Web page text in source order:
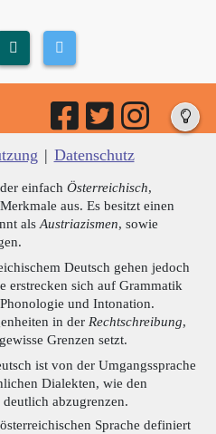
| Datenschutz
einfach Österreichisch,
aus. Es besitzt einen
alsAustriazismen, sowie
Deutsch gehen jedoch
erstrecken sich auf Grammatik
und Intonation.
in der Rechtschreibung,
Grenzen setzt.
ist von der Umgangssprache
Dialekten, wie den
abzugrenzen.
Sprache definiert